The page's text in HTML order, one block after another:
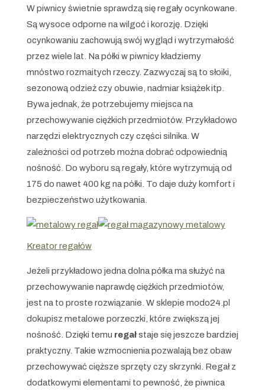
W piwnicy świetnie sprawdzą się regały ocynkowane.
Są wysoce odporne na wilgoć i korozję. Dzięki
ocynkowaniu zachowują swój wygląd i wytrzymałość
przez wiele lat. Na półki w piwnicy kładziemy
mnóstwo rozmaitych rzeczy. Zazwyczaj są to słoiki,
sezonową odzież czy obuwie, nadmiar książek itp.
Bywa jednak, że potrzebujemy miejsca na
przechowywanie ciężkich przedmiotów. Przykładowo
narzędzi elektrycznych czy części silnika. W
zależności od potrzeb można dobrać odpowiednią
nośność. Do wyboru są regały, które wytrzymują od
175 do nawet 400 kg na półki. To daje duży komfort i
bezpieczeństwo użytkowania.
Kreator regałów
Jeżeli przykładowo jedna dolna półka ma służyć na
przechowywanie naprawdę ciężkich przedmiotów,
jest na to proste rozwiązanie. W sklepie modo24.pl
dokupisz metalowe porzeczki, które zwiększą jej
nośność. Dzięki temu regałstaje się jeszcze bardziej
praktyczny. Takie wzmocnienia pozwalają bez obaw
przechowywać cięższe sprzęty czy skrzynki. Regał z
dodatkowymi elementami to pewność, że piwnica